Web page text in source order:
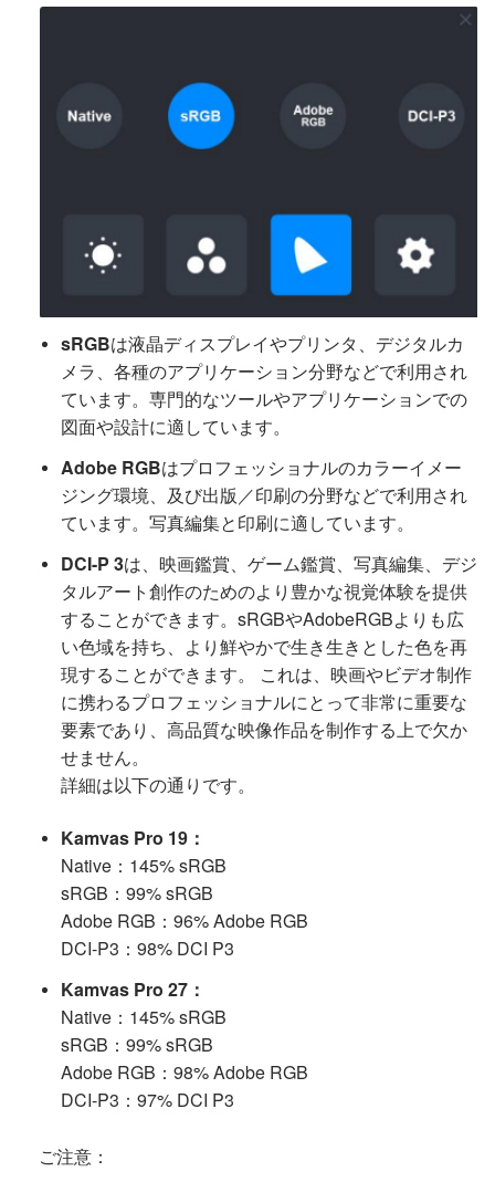
sRGBは液晶ディスプレイやプリンタ、デジタルカ
メラ、各種のアプリケーション分野などで利用され
ています。専門的なツールやアプリケーションでの
図面や設計に適しています。
Adobe RGBはプロフェッショナルのカラーイメー
ジング環境、及び出版／印刷の分野などで利用され
ています。写真編集と印刷に適しています。
DCI-P 3は、映画鑑賞、ゲーム鑑賞、写真編集、デジ
タルアート創作のためのより豊かな視覚体験を提供
することができます。sRGBやAdobeRGBよりも広
い色域を持ち、より鮮やかで生き生きとした色を再
現することができます。 これは、映画やビデオ制作
に携わるプロフェッショナルにとって非常に重要な
要素であり、高品質な映像作品を制作する上で欠か
せません。
詳細は以下の通りです。
Kamvas Pro 19：
Native：145% sRGB
sRGB：99% sRGB
Adobe RGB：96% Adobe RGB
DCI-P3：98% DCI P3
Kamvas Pro 27：
Native：145% sRGB
sRGB：99% sRGB
Adobe RGB：98% Adobe RGB
DCI-P3：97% DCI P3
ご注意：